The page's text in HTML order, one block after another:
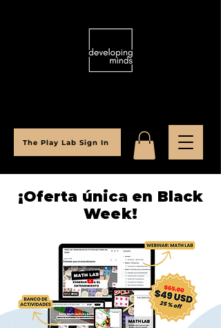
The Play Lab Sign In
¡Oferta única en Black
Week!